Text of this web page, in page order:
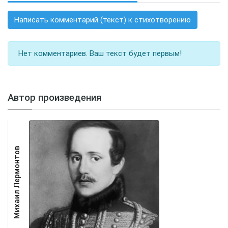
Написать комментарий (текст) к стихотворению
Нет комментариев. Ваш текст будет первым!
Автор произведения
Михаил Лермонтов